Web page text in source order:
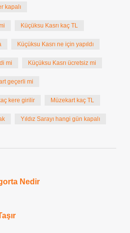
kapalı
Küçüksu Kasrı kaç TL
Küçüksu Kasrı ne için yapıldı
mi Küçüksu Kasrı ücretsiz mi
geçerli mi
kere girilir Müzekart kaç TL
Yıldız Sarayı hangi gün kapalı
Nedir